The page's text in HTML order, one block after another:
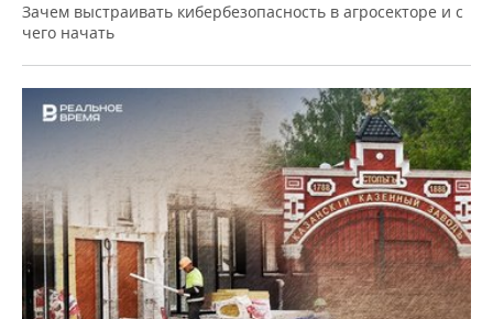
Зачем выстраивать кибербезопасность в агросекторе и с
чего начать